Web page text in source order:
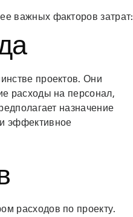
важных факторов затрат:
проектов. Они
расходы на персонал,
назначение
эффективное
расходов по проекту.